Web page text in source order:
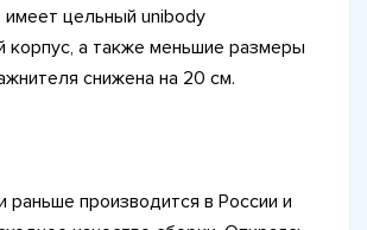
имеет цельный unibody
корпус, а также меньшие размеры
снижена на 20 см.
раньше производится в России и